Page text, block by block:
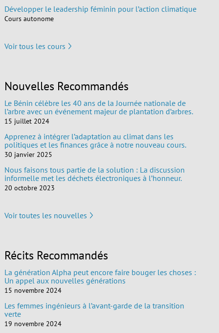
Développer le leadership féminin pour l’action climatique
Cours autonome
Voir tous les cours
Nouvelles Recommandés
Le Bénin célèbre les 40 ans de la Journée nationale de
l’arbre avec un événement majeur de plantation d’arbres.
15 juillet 2024
Apprenez à intégrer l’adaptation au climat dans les
politiques et les finances grâce à notre nouveau cours.
30 janvier 2025
Nous faisons tous partie de la solution : La discussion
informelle met les déchets électroniques à l’honneur.
20 octobre 2023
Voir toutes les nouvelles
Récits Recommandés
La génération Alpha peut encore faire bouger les choses :
Un appel aux nouvelles générations
15 novembre 2024
Les femmes ingénieurs à l’avant-garde de la transition
verte
19 novembre 2024